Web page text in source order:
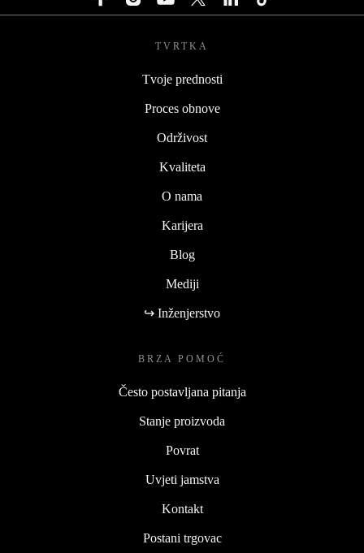
TVRTKA
Tvoje prednosti
Proces obnove
Održivost
Kvaliteta
O nama
Karijera
Blog
Mediji
↪ Inženjerstvo
BRZA POMOĆ
Često postavljana pitanja
Stanje proizvoda
Povrat
Uvjeti jamstva
Kontakt
Postani trgovac